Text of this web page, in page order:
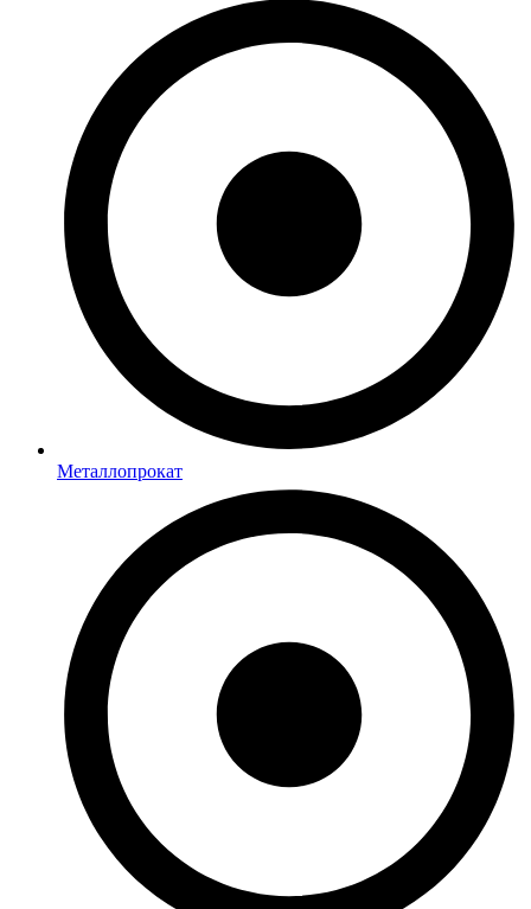
Металлопрокат